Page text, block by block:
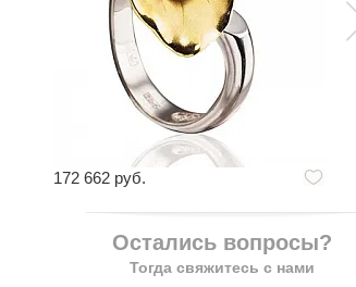
172 662 руб.
Остались вопросы?
Тогда свяжитесь с нами